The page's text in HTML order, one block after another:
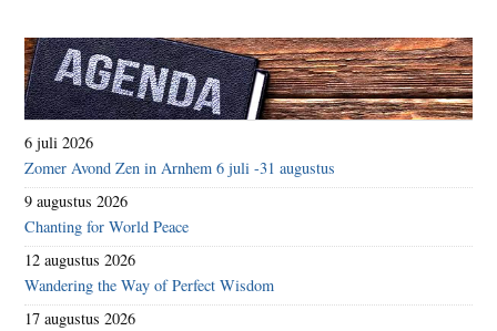
6 juli 2026
Zomer Avond Zen in Arnhem 6 juli -31 augustus
9 augustus 2026
Chanting for World Peace
12 augustus 2026
Wandering the Way of Perfect Wisdom
17 augustus 2026